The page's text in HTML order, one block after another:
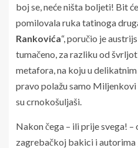
boj se, neće ništa boljeti! Bit
pomilovala ruka tatinoga
Rankovića“, poručio je
tumačeno, za razliku od
metafora, na koju u
pravo polažu samo
su crnokošuljaši.
Nakon čega – ili prije svega!
zagrebačkoj bakici i autorima